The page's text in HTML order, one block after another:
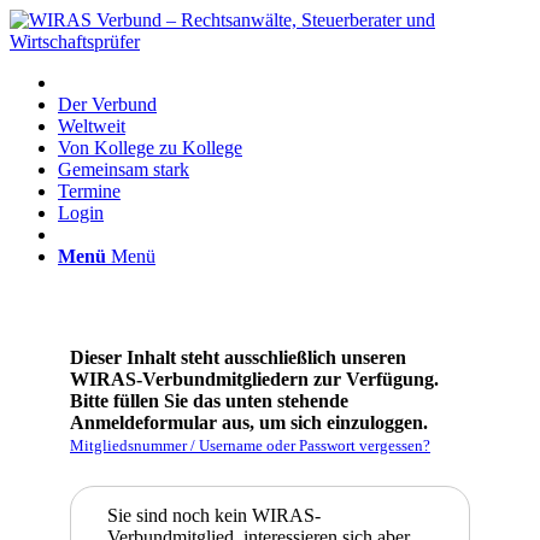
Der Verbund
Weltweit
Von Kollege zu Kollege
Gemeinsam stark
Termine
Login
Menü Menü
Dieser Inhalt steht ausschließlich unseren
WIRAS-Verbundmitgliedern zur Verfügung.
Bitte füllen Sie das unten stehende
Anmeldeformular aus, um sich einzuloggen.
Mitgliedsnummer / Username oder Passwort vergessen?
Sie sind noch kein WIRAS-